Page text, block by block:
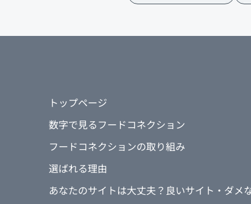
トップページ
数字で見るフードコネクション
フードコネクションの取り組み
選ばれる理由
あなたのサイトは大丈夫？良いサイト・ダメ